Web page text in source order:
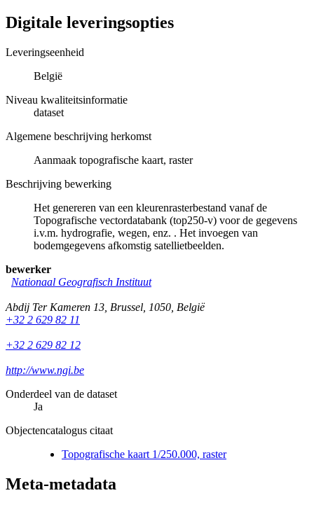
Digitale leveringsopties
Leveringseenheid
België
Niveau kwaliteitsinformatie
dataset
Algemene beschrijving herkomst
Aanmaak topografische kaart, raster
Beschrijving bewerking
Het genereren van een kleurenrasterbestand vanaf de
Topografische vectordatabank (top250-v) voor de gegevens
i.v.m. hydrografie, wegen, enz. . Het invoegen van
bodemgegevens afkomstig satellietbeelden.
bewerker
Nationaal Geografisch Instituut
Abdij Ter Kameren 13 Brussel 1050 België
+32 2 629 82 11
+32 2 629 82 12
http://www.ngi.be
Onderdeel van de dataset
Ja
Objectencatalogus citaat
Topografische kaart 1/250.000, raster
Meta-metadata